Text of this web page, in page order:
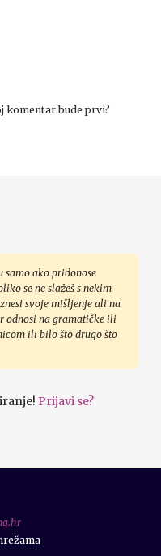
komentar bude prvi?
ako pridonose
se ne slažeš s nekim
svoje mišljenje ali na
odnosi na gramatičke ili
ili bilo što drugo što
Prijavi se?